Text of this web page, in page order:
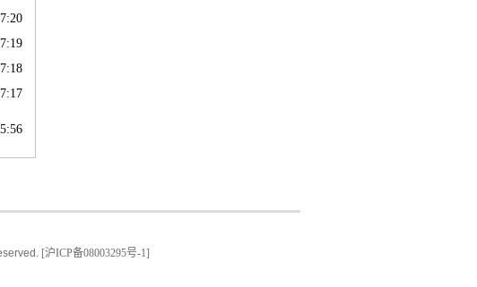
[沪ICP备08003295号-1]